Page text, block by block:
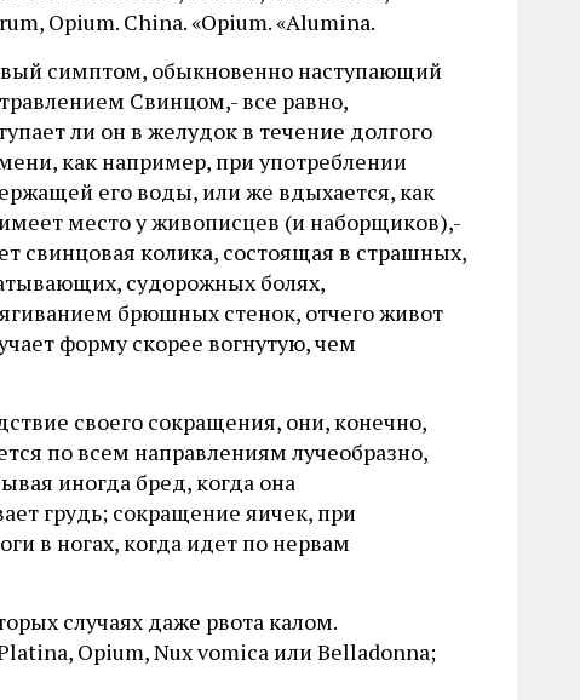
Opium. China. «Opium. «Alumina.
симптом, обыкновенно наступающий
Свинцом,- все равно,
ли он в желудок в течение долгого
как например, при употреблении
его воды, или же вдыхается, как
место у живописцев (и наборщиков),-
свинцовая колика, состоящая в страшных,
судорожных болях,
брюшных стенок, отчего живот
форму скорее вогнутую, чем
своего сокращения, они, конечно,
по всем направлениям лучеобразно,
иногда бред, когда она
грудь; сокращение яичек, при
в ногах, когда идет по нервам
случаях даже рвота калом.
Opium, Nux vomica или Belladonna;